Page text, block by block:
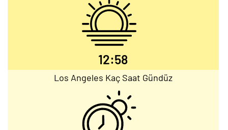
12:58
Los Angeles Kaç Saat Gündüz